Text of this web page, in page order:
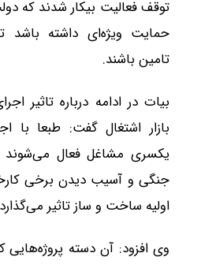
توقف فعالیت بیکار شدند که
حمایت ویژه‌ای داشته باشد
تامین باشند.
بیات در ادامه درباره تاثیر
بازار اشتغال گفت: طبعا با
یکسری مشاغل فعال می‌شوند
جنگی و آسیب دیدن برخی
اولیه ساخت و ساز تاثیر
وی افزود: آن دسته پروژه‌هایی